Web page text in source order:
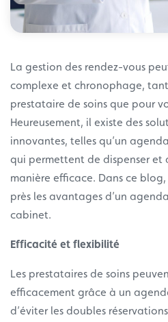
La gestion des rendez-vous
complexe et chronophage,
prestataire de soins que pour
Heureusement, il existe des
innovantes, telles qu’un
qui permettent de dispenser et
manière efficace. Dans ce
près les avantages d’un
cabinet.
Efficacité et flexibilité
Les prestataires de soins
efficacement grâce à un
d’éviter les doubles